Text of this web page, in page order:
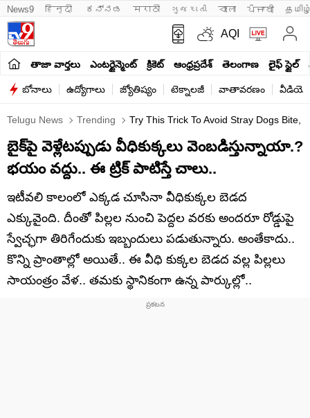
News9 हिन्दी ಕನ್ನಡ मराठी ગુજરાતી বাংলা ਪੰਜਾਬੀ
AQI
తాజా వార్తలు ఎంటర్టైన్మెంట్ క్రికెట్ ఆంధ్రప్రదేశ్ తెలంగాణ లైఫ్ స్టైల్
బోనాలు ఉద్యోగాలు జ్యోతిష్యం టెక్నాలజీ వాతావరణం
Telugu News Trending Try This Trick To Avoid Stray Dogs Bite,
బైక్‌పై వెళ్లేటప్పుడు వీధికుక్కలు వెంబడిస్తున్నాయా.?
భయం వద్దు.. ఈ ట్రిక్ పాటిస్తే చాలు..
ఇటీవలి కాలంలో ఎక్కడ చూసినా వీధికుక్కల బెడద
ఎక్కువైంది. దీంతో పిల్లల నుంచి పెద్దల వరకు అందరూ రోడ్డుపై
స్వేచ్ఛగా తిరిగేందుకు ఇబ్బందులు పడుతున్నారు. అంతేకాదు..
కొన్ని ప్రాంతాల్లో అయితే.. ఈ వీధి కుక్కల బెడద వల్ల పిల్లలు
సాయంత్రం వేళ.. తమకు స్థానికంగా ఉన్న పార్కుల్లో..